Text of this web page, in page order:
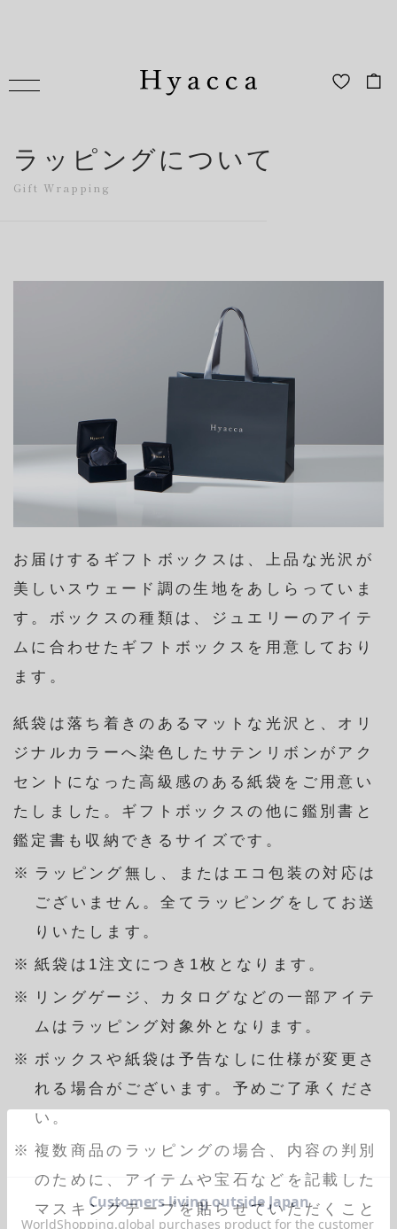
ラッピングについて
Gift Wrapping
お届けするギフトボックスは、上品な光沢が
美しいスウェード調の生地をあしらっていま
す。ボックスの種類は、ジュエリーのアイテ
ムに合わせたギフトボックスを用意しており
ます。
紙袋は落ち着きのあるマットな光沢と、オリ
ジナルカラーへ染色したサテンリボンがアク
セントになった高級感のある紙袋をご用意い
たしました。ギフトボックスの他に鑑別書と
鑑定書も収納できるサイズです。
ラッピング無し、またはエコ包装の対応は
ございません。全てラッピングをしてお送
りいたします。
紙袋は1注文につき1枚となります。
リングゲージ、カタログなどの一部アイテ
ムはラッピング対象外となります。
ボックスや紙袋は予告なしに仕様が変更さ
れる場合がございます。予めご了承くださ
い。
複数商品のラッピングの場合、内容の判別
のために、アイテムや宝石などを記載した
マスキングテープを貼らせていただくこと